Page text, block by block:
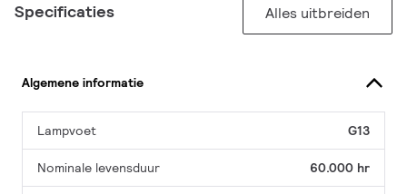
Specificaties Alles uitbreiden
Algemene informatie
Lampvoet G13
Nominale levensduur 60.000 hr